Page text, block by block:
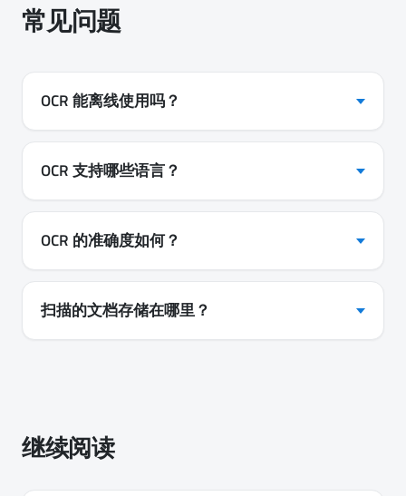
常见问题
OCR 能离线使用吗？
OCR 支持哪些语言？
OCR 的准确度如何？
扫描的文档存储在哪里？
继续阅读